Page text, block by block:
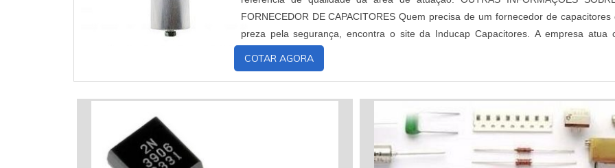
FORNECEDOR DE CAPACITORES Quem precisa de um fornecedor de capacitores que
preza pela segurança, encontra o site da Inducap Capacitores. A empresa atua
controlador de fator de potência 06 saídas e f...
COTAR AGORA